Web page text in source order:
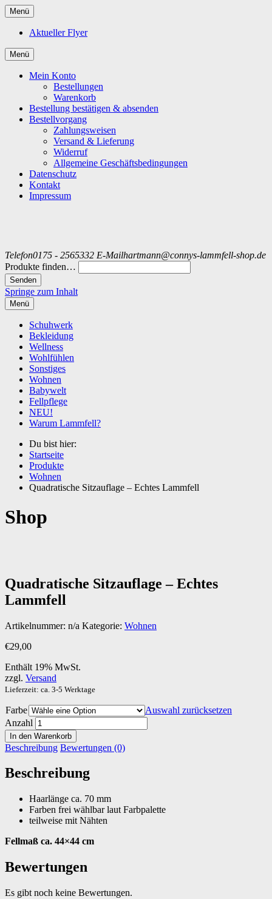
Menü
Aktueller Flyer
Menü
Mein Konto
Bestellungen
Warenkorb
Bestellung bestätigen & absenden
Bestellvorgang
Zahlungsweisen
Versand & Lieferung
Widerruf
Allgemeine Geschäftsbedingungen
Datenschutz
Kontakt
Impressum
Telefon0175 - 2565332 E-Mailhartmann@connys-lammfell-shop.de
Produkte finden…
Springe zum Inhalt
Menü
Schuhwerk
Bekleidung
Wellness
Wohlfühlen
Sonstiges
Wohnen
Babywelt
Fellpflege
NEU!
Warum Lammfell?
Du bist hier:
Startseite
Produkte
Wohnen
Quadratische Sitzau­flage – Echtes Lammfell
Shop
Quadratische Sitzau­flage – Echtes
Lammfell
Artikelnummer: n/a Kategorie: Wohnen
€29,00
Enthält 19% MwSt.
zzgl. Versand
Lieferzeit: ca. 3-5 Werktage
Farbe
Auswahl zurücksetzen
Anzahl
In den Warenkorb
Beschreibung Bewertungen (0)
Beschreibung
Haarlänge ca. 70 mm
Farben frei wählbar laut Farbpalette
teilweise mit Nähten
Fellmaß ca. 44×44 cm
Bewertungen
Es gibt noch keine Bewertungen.